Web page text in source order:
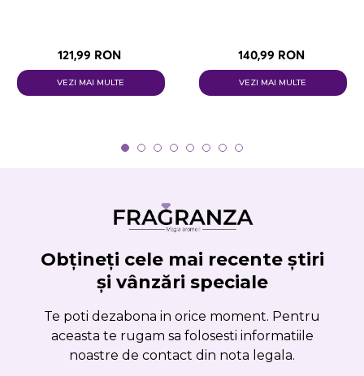
121,99 RON
VEZI MAI MULTE
140,99 RON
VEZI MAI MULTE
Obțineți cele mai recente știri
și vânzări speciale
Te poti dezabona in orice moment. Pentru
aceasta te rugam sa folosesti informatiile
noastre de contact din nota legala.